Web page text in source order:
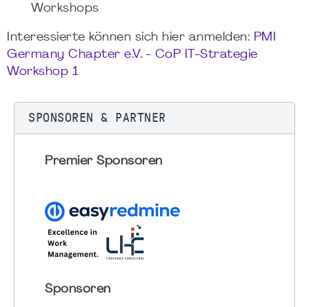
Workshops
Interessierte können sich hier anmelden: PMI
Germany Chapter e.V. - CoP IT-Strategie
Workshop 1
SPONSOREN & PARTNER
Premier Sponsoren
Sponsoren